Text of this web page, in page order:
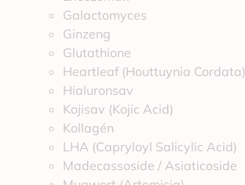
Galactomyces
Ginzeng
Glutathione
Heartleaf (Houttuynia Cordata)
Hialuronsav
Kojisav (Kojic Acid)
Kollagén
LHA (Capryloyl Salicylic Acid)
Madecassoside / Asiaticoside